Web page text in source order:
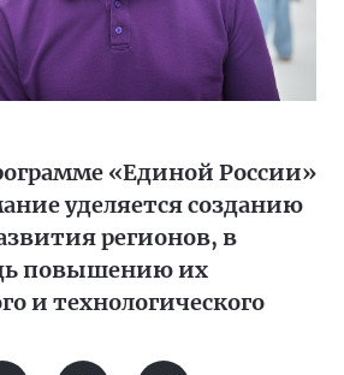
«Единой России»
уделяется созданию
регионов, в
повышению их
и технологического